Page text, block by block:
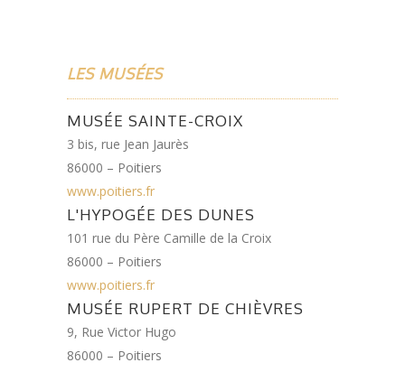
LES MUSÉES
MUSÉE SAINTE-CROIX
3 bis, rue Jean Jaurès
86000 – Poitiers
www.poitiers.fr
L'HYPOGÉE DES DUNES
101 rue du Père Camille de la Croix
86000 – Poitiers
www.poitiers.fr
MUSÉE RUPERT DE CHIÈVRES
9, Rue Victor Hugo
86000 – Poitiers